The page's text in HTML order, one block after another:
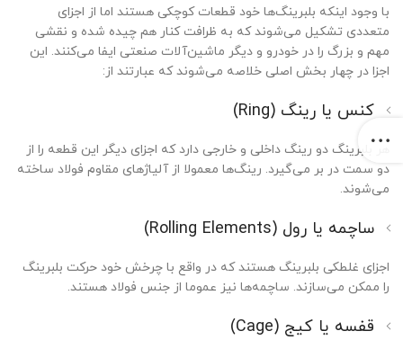
با وجود اینکه بلبرینگ‌ها خود قطعات کوچکی هستند اما از اجزای
متعددی تشکیل می‌شوند که به ظرافت کنار هم چیده شده و نقشی
مهم و بزرگ را در خودرو و دیگر ماشین‌آلات صنعتی ایفا می‌کنند. این
اجزا در چهار بخش اصلی خلاصه می‌شوند که عبارتند از:
کنس یا رینگ (Ring)
هر بلبرینگ دو رینگ داخلی و خارجی دارد که اجزای دیگر این قطعه را از
دو سمت در بر می‌گیرد. رینگ‌ها معمولا از آلیاژهای مقاوم فولاد ساخته
می‌شوند.
ساچمه یا رول (Rolling Elements)
اجزای غلطکی بلبرینگ هستند که در واقع با چرخش خود حرکت بلبرینگ
را ممکن می‌سازند. ساچمه‌ها نیز عموما از جنس فولاد هستند.
قفسه یا کیج (Cage)